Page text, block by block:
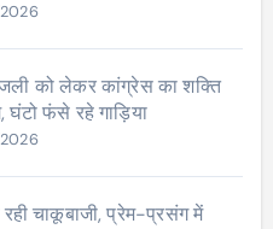
को लेकर कांग्रेस का शक्ति
घंटो फंसे रहे गाड़िया
चाकूबाजी, प्रेम-प्रसंग में